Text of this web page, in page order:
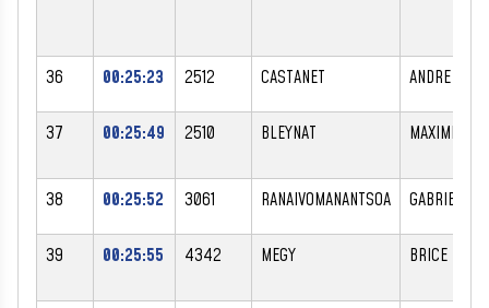
36 00:25:23 2512 CASTANET ANDRE
37 00:25:49 2510 BLEYNAT MAXIME
38 00:25:52 3061 RANAIVOMANANTSOA GABRIELLE
39 00:25:55 4342 MEGY BRICE